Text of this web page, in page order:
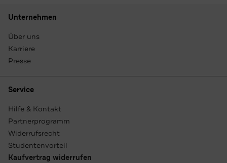
Unternehmen
Über uns
Karriere
Presse
Service
Hilfe & Kontakt
Partnerprogramm
Widerrufsrecht
Studentenvorteil
Kaufvertrag widerrufen